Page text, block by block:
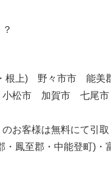
・根上) 野々市市 能
松市 加賀市 七尾
客様は無料にて引取
・鳳至郡・中能登町)・